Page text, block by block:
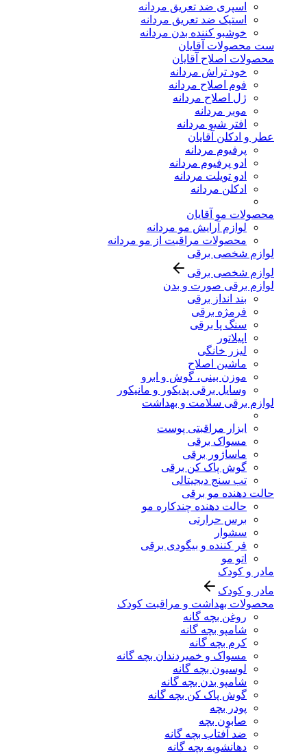
اسپری ضد تعریق مردانه
استیک ضد تعریق مردانه
خوشبو کننده بدن مردانه
ست محصولات آقایان
محصولات اصلاح آقایان
خود تراش مردانه
فوم اصلاح مردانه
ژل اصلاح مردانه
موبر مردانه
افتر شیو مردانه
عطر و ادکلن آقایان
پرفیوم مردانه
ادو پرفیوم مردانه
ادو تویلت مردانه
ادکلن مردانه
محصولات مو آقایان
لوازم آرایش مو مردانه
محصولات مراقبت از مو مردانه
لوازم شخصی برقی
لوازم شخصی برقی
لوازم برقی صورت و بدن
بند انداز برقی
فرمژه برقی
سنگ پا برقی
اپیلاتور
لیزر خانگی
ماشین اصلاح
موزن بینی، گوش و ابرو
وسایل برقی پدیکور و مانیکور
لوازم برقی سلامت و بهداشت
ابزار مراقبتی پوست
مسواک برقی
ماساژور برقی
گوش پاک کن برقی
تب سنج دیجیتالی
حالت دهنده مو برقی
حالت دهنده چندکاره مو
برس حرارتی
سشوار
فر کننده و بیگودی برقی
اتو مو
مادر و کودک
مادر و کودک
محصولات بهداشت و مراقبت کودک
روغن بچه گانه
شامپو بچه گانه
کرم بچه گانه
مسواک و خمیردندان بچه گانه
لوسیون بچه گانه
شامپو بدن بچه گانه
گوش پاک کن بچه گانه
پودر بچه
صابون بچه
ضد آفتاب بچه گانه
دهانشویه بچه گانه